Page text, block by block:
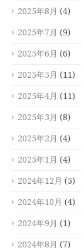
2025年8月 (4)
2025年7月 (9)
2025年6月 (6)
2025年5月 (11)
2025年4月 (11)
2025年3月 (8)
2025年2月 (4)
2025年1月 (4)
2024年12月 (5)
2024年10月 (4)
2024年9月 (1)
2024年8月 (7)